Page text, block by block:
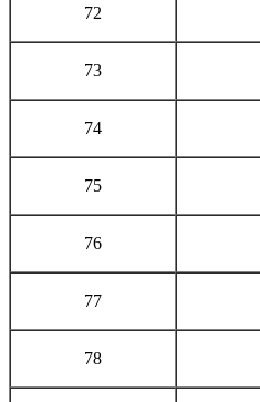
72
73
74
75
76
77
78